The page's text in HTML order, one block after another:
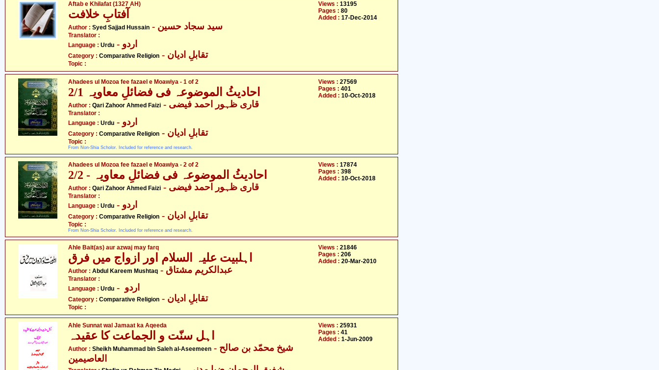
Aftab e Khilafat (1327 AH)
آفتابِ خلافت
Author : Syed Sajjad Hussain - سید سجاد حسین
Translator :
Language : Urdu - اردو
Category : Comparative Religion - تقابلِ ادیان
Topic :
Views : 13195
Pages : 80
Added : 17-Dec-2014
Ahadees ul Mozoa fee fazael e Moawiya - 1 of 2
احادیثُ الموضوعہ فی فضائلِ معاویہ 2/1
Author : Qari Zahoor Ahmed Faizi - قاری ظہور احمد فیضی
Translator :
Language : Urdu - اردو
Category : Comparative Religion - تقابلِ ادیان
Topic :
From Non-Shia Scholor. Included for reference and research.
Views : 27569
Pages : 401
Added : 10-Oct-2018
Ahadees ul Mozoa fee fazael e Moawiya - 2 of 2
احادیثُ الموضوعہ فی فضائلِ معاویہ - 2/2
Author : Qari Zahoor Ahmed Faizi - قاری ظہور احمد فیضی
Translator :
Language : Urdu - اردو
Category : Comparative Religion - تقابلِ ادیان
Topic :
From Non-Shia Scholor. Included for reference and research.
Views : 17874
Pages : 398
Added : 10-Oct-2018
Ahle Bait(as) aur azwaj may farq
Author : Abdul Kareem Mushtaq - عبدالکریم مشتاق
Translator :
Language : Urdu
Category : Comparative Religion - تقابلِ ادیان
Topic :
Views : 21846
Pages : 206
Added : 20-Mar-2010
Ahle Sunnat wal Jamaat ka Aqeeda
اہل سنّت و الجماعت کا عقیدہ
Author : Sheikh Muhammad bin Saleh al-Aseemeen - شیخ محمّد بن صالح
العاصیمین
Views : 25931
Pages : 41
Added : 1-Jun-2009